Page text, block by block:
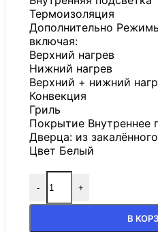
Термоизоляция
Дополнительно
включая:
Верхний нагрев
Нижний нагрев
Верхний + нижний
Конвекция
Гриль
Покрытие Внутреннее
Дверца: из
Цвет Белый
- +
В